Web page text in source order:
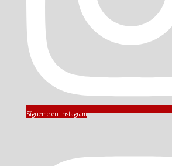
Sígueme en Instagram